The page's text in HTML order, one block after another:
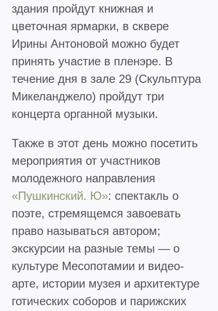
здания пройдут книжная и
цветочная ярмарки, в сквере
Ирины Антоновой можно будет
принять участие в пленэре. В
течение дня в зале 29 (Скульптура
Микеланджело) пройдут три
концерта органной музыки.
Также в этот день можно посетить
мероприятия от участников
молодежного направления
«Пушкинский. Ю»: спектакль о
поэте, стремящемся завоевать
право называться автором;
экскурсии на разные темы — о
культуре Месопотамии и видео-
арте, истории музея и архитектуре
готических соборов и парижских